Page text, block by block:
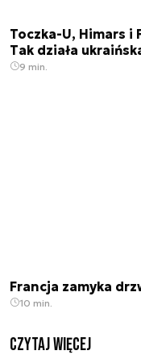
Toczka-U, Himars i
Tak działa
9 min.
Francja zamyka
10 min.
czytaj więcej